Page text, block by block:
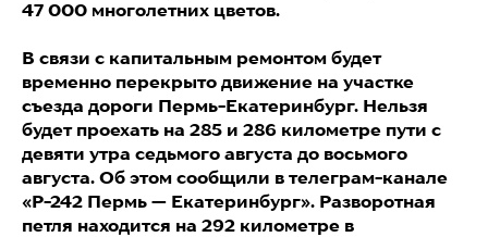
47 000 многолетних цветов.
В связи с капитальным ремонтом будет
временно перекрыто движение на участке
съезда дороги Пермь-Екатеринбург. Нельзя
будет проехать на 285 и 286 километре пути с
девяти утра седьмого августа до восьмого
августа. Об этом сообщили в телеграм-канале
«Р-242 Пермь — Екатеринбург». Разворотная
петля находится на 292 километре в